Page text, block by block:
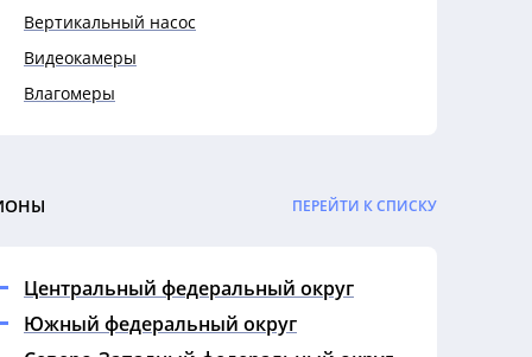
Вертикальный насос
Видеокамеры
Влагомеры
Гигрометры
Дефектоскопы
Динамометры
ПЕРЕЙТИ К СПИСКУ
Центральный федеральный округ
Южный федеральный округ